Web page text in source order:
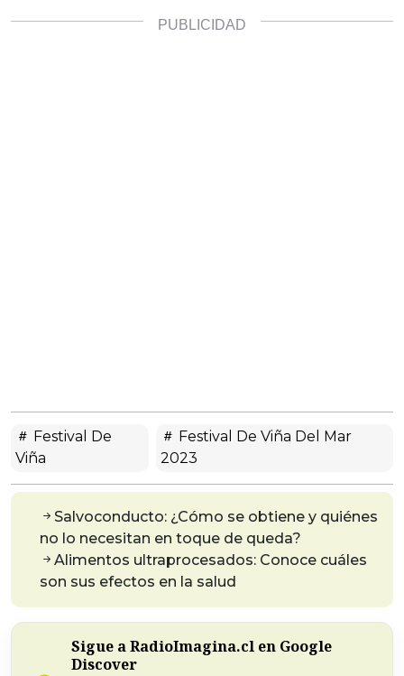
Festival De
Viña
Festival De Viña Del Mar
2023
Salvoconducto: ¿Cómo se obtiene y quiénes
no lo necesitan en toque de queda?
Alimentos ultraprocesados: Conoce cuáles
son sus efectos en la salud
Sigue a RadioImagina.cl en Google
Discover